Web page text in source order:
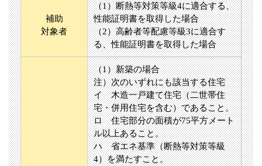
補助
対象者
（1）断熱等対策等級4に適合する、
性能証明書を取得した場合
（2）高齢者等配慮等級3に適合す
る、性能証明書を取得した場合
（1）新築の場合
注）次のいずれにも該当する住宅
イ 木造一戸建て住宅（二世帯住
宅・併用住宅を含む）であること。
ロ 住宅部分の面積が75平方メート
ル以上あること。
ハ 省エネ基準（断熱等対策等級
4）を満たすこと。